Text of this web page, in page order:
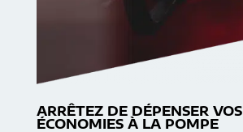
ARRÊTEZ DE DÉPENSER VOS
ÉCONOMIES À LA POMPE